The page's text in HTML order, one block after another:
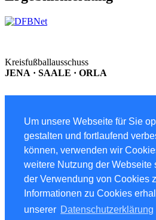
Um unsere Webseite für Sie
gestalten und fortlaufend
können, verwenden wir
weitere Nutzung der Webseite
der Verwendung von Cookies
Informationen zu Cookies
unserer Datenschutzerklärung
Kreisfußballausschuss
JENA · SAALE · ORLA
Postfach 12 02
Straße 38a I 101
07771 Dornburg-Camburg
Navigation überspringen